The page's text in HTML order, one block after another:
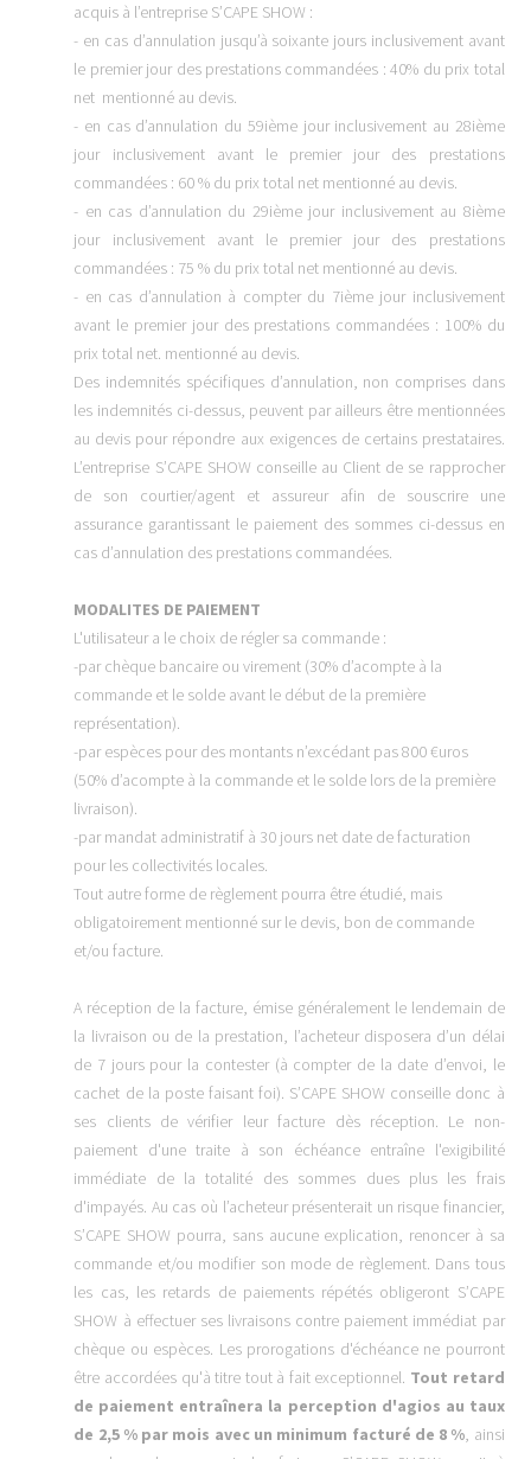
acquis à l’entreprise S’CAPE SHOW :
- en cas d’annulation jusqu’à soixante jours inclusivement avant
le premier jour des prestations commandées : 40% du prix total
net mentionné au devis.
- en cas d’annulation du 59ième jour inclusivement au 28ième
jour inclusivement avant le premier jour des prestations
commandées : 60 % du prix total net mentionné au devis.
- en cas d’annulation du 29ième jour inclusivement au 8ième
jour inclusivement avant le premier jour des prestations
commandées : 75 % du prix total net mentionné au devis.
- en cas d’annulation à compter du 7ième jour inclusivement
avant le premier jour des prestations commandées : 100% du
prix total net. mentionné au devis.
Des indemnités spécifiques d’annulation, non comprises dans
les indemnités ci-dessus, peuvent par ailleurs être mentionnées
au devis pour répondre aux exigences de certains prestataires.
L’entreprise S’CAPE SHOW conseille au Client de se rapprocher
de son courtier/agent et assureur afin de souscrire une
assurance garantissant le paiement des sommes ci-dessus en
cas d’annulation des prestations commandées.
MODALITES DE PAIEMENT
L'utilisateur a le choix de régler sa commande :
-par chèque bancaire ou virement (30% d’acompte à la
commande et le solde avant le début de la première
représentation).
-par espèces pour des montants n’excédant pas 800 €uros
(50% d’acompte à la commande et le solde lors de la première
livraison).
-par mandat administratif à 30 jours net date de facturation
pour les collectivités locales.
Tout autre forme de règlement pourra être étudié, mais
obligatoirement mentionné sur le devis, bon de commande
et/ou facture.
A réception de la facture, émise généralement le lendemain de
la livraison ou de la prestation, l’acheteur disposera d’un délai
de 7 jours pour la contester (à compter de la date d’envoi, le
cachet de la poste faisant foi). S’CAPE SHOW conseille donc à
ses clients de vérifier leur facture dès réception. Le non-
paiement d'une traite à son échéance entraîne l'exigibilité
immédiate de la totalité des sommes dues plus les frais
d'impayés. Au cas où l’acheteur présenterait un risque financier,
S’CAPE SHOW pourra, sans aucune explication, renoncer à sa
commande et/ou modifier son mode de règlement. Dans tous
les cas, les retards de paiements répétés obligeront S’CAPE
SHOW à effectuer ses livraisons contre paiement immédiat par
chèque ou espèces. Les prorogations d'échéance ne pourront
être accordées qu'à titre tout à fait exceptionnel. Tout retard
de paiement entraînera la perception d'agios au taux
de 2,5 % par mois avec un minimum facturé de 8 %, ainsi